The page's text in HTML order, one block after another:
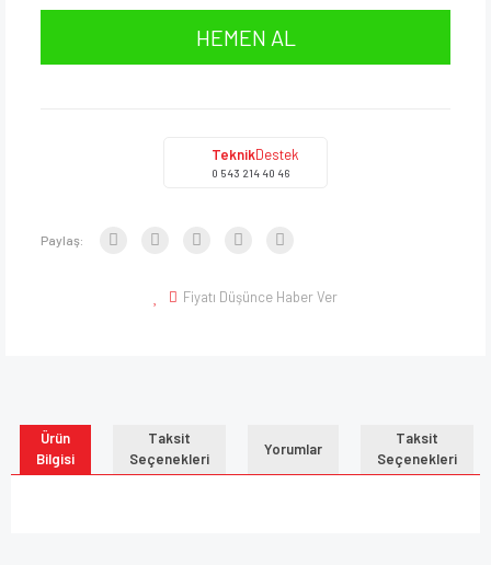
HEMEN AL
TeknikDestek
0 543 214 40 46
Paylaş:
Fiyatı Düşünce Haber Ver
Ürün
Bilgisi
Taksit
Seçenekleri
Yorumlar
Taksit
Seçenekleri